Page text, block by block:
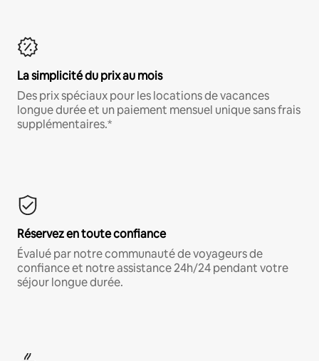
La simplicité du prix au mois
Des prix spéciaux pour les locations de vacances
longue durée et un paiement mensuel unique sans frais
supplémentaires.*
Réservez en toute confiance
Évalué par notre communauté de voyageurs de
confiance et notre assistance 24h/24 pendant votre
séjour longue durée.